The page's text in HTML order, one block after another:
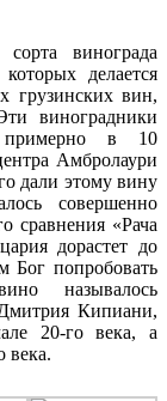
винограда
делается
грузинских вин,
виноградники
примерно в 10
Амбролаури
дали этому вину
совершенно
сравнения «Рача
дорастет до
попробовать
называлось
Кипиани,
20-го века, а
века.